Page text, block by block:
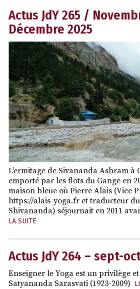
Actus JdY 265 /
Décembre 2025
L’ermitage de Sivananda Ashram à
emporté par les flots du Gange en
maison bleue où Pierre Alais (Vice
https://alais-yoga.fr et traducteur
Shivananda) séjournait en 2011
LA SUITE
Actus JdY 264 – sept-
Enseigner le Yoga est un privilège
Satyananda Sarasvati (1923-2009)